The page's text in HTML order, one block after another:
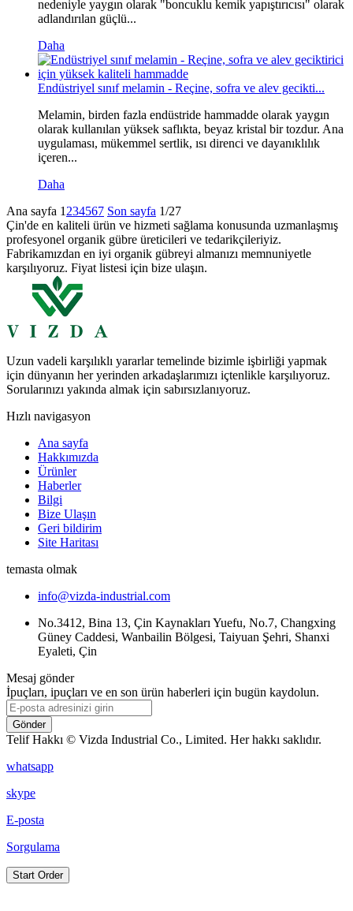
nedeniyle yaygın olarak "boncuklu kemik yapıştırıcısı" olarak
adlandırılan güçlü...
Daha
Endüstriyel sınıf melamin - Reçine, sofra ve alev gecikti...
Melamin, birden fazla endüstride hammadde olarak yaygın
olarak kullanılan yüksek saflıkta, beyaz kristal bir tozdur. Ana
uygulaması, mükemmel sertlik, ısı direnci ve dayanıklılık
içeren...
Daha
Ana sayfa 1 234567 Son sayfa 1/27
Çin'de en kaliteli ürün ve hizmeti sağlama konusunda uzmanlaşmış
profesyonel organik gübre üreticileri ve tedarikçileriyiz.
Fabrikamızdan en iyi organik gübreyi almanızı memnuniyetle
karşılıyoruz. Fiyat listesi için bize ulaşın.
Uzun vadeli karşılıklı yararlar temelinde bizimle işbirliği yapmak
için dünyanın her yerinden arkadaşlarımızı içtenlikle karşılıyoruz.
Sorularınızı yakında almak için sabırsızlanıyoruz.
Hızlı navigasyon
Ana sayfa
Hakkımızda
Ürünler
Haberler
Bilgi
Bize Ulaşın
Geri bildirim
Site Haritası
temasta olmak
info@vizda-industrial.com
No.3412, Bina 13, Çin Kaynakları Yuefu, No.7, Changxing
Güney Caddesi, Wanbailin Bölgesi, Taiyuan Şehri, Shanxi
Eyaleti, Çin
Mesaj gönder
İpuçları, ipuçları ve en son ürün haberleri için bugün kaydolun.
Gönder
Telif Hakkı © Vizda Industrial Co., Limited. Her hakkı saklıdır.
whatsapp
skype
E-posta
Sorgulama
Start Order